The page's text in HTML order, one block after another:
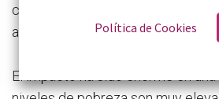
continúan bajo los escombros. Se
aumenten considerablemente en
El impacto ha sido enorme en una
Política de Cookies